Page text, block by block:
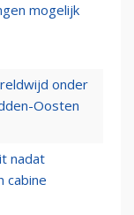
mogelijk
onder
Oosten
nadat
cabine